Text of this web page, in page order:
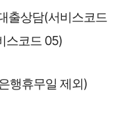
상담(서비스코드
코드 05)
행휴무일 제외)